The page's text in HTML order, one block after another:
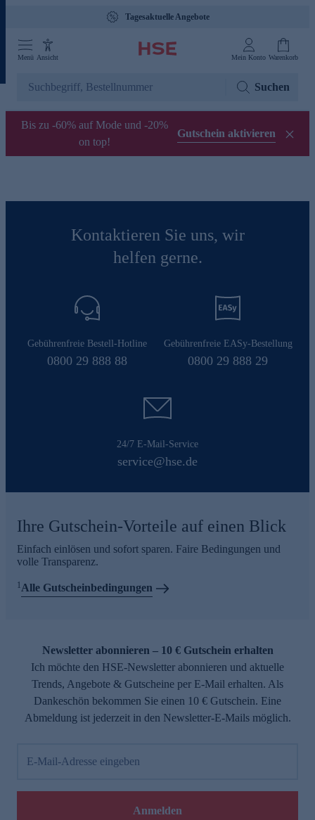
Tagesaktuelle Angebote
Menü Ansicht Mein Konto Warenkorb
Suchen
Bis zu -60% auf Mode und -20%
on top!
Gutschein aktivieren
Kontaktieren Sie uns, wir
helfen gerne.
Gebührenfreie Bestell-Hotline
0800 29 888 88
Gebührenfreie EASy-Bestellung
0800 29 888 29
24/7 E-Mail-Service
service@hse.de
Ihre Gutschein-Vorteile auf einen Blick
Einfach einlösen und sofort sparen. Faire Bedingungen und
volle Transparenz.
1Alle Gutscheinbedingungen
Newsletter abonnieren – 10 € Gutschein erhalten
Ich möchte den HSE-Newsletter abonnieren und aktuelle
Trends, Angebote & Gutscheine per E-Mail erhalten. Als
Dankeschön bekommen Sie einen 10 € Gutschein. Eine
Abmeldung ist jederzeit in den Newsletter-E-Mails möglich.
E-Mail-Adresse eingeben
Anmelden